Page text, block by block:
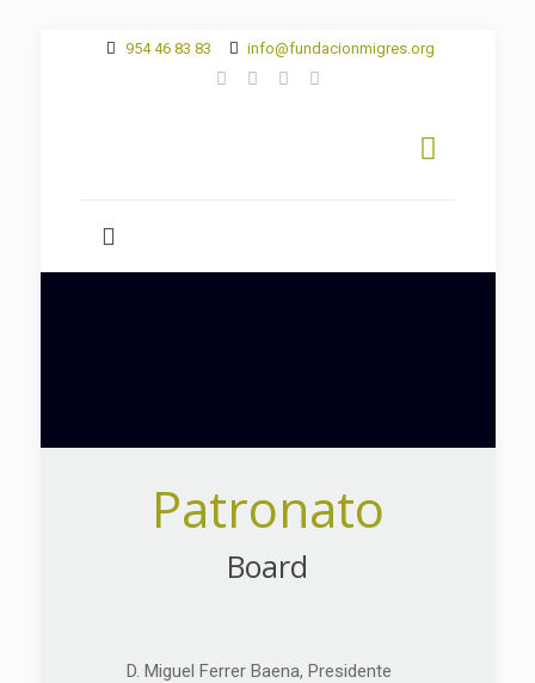
954 46 83 83 info@fundacionmigres.org
Patronato
Board
D. Miguel Ferrer Baena, Presidente